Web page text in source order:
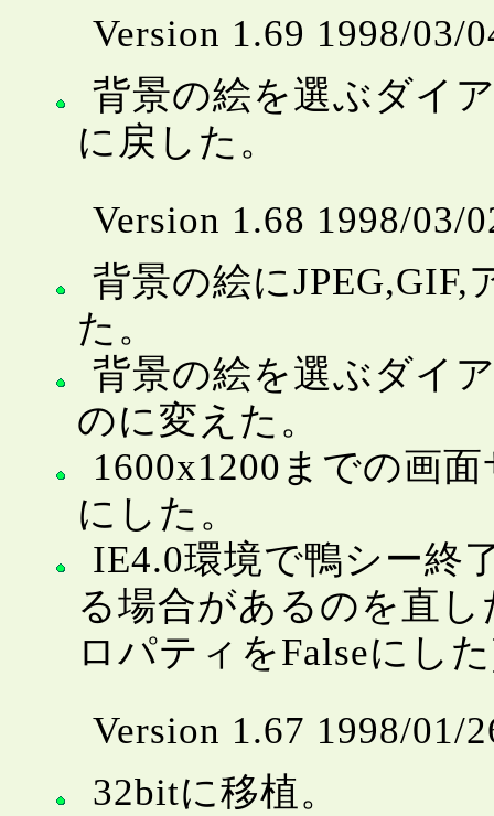
Version 1.69 1998/03/
背景の絵を選ぶダイ
に戻した。
Version 1.68 1998/03/
背景の絵に
た。
背景の絵を選ぶダイ
のに変えた。
1600x1200までの画
にした。
IE4.0環境で鴨シー終
る場合があるのを直し
ロパティをFalseにし
Version 1.67 1998/01/
32bitに移植。